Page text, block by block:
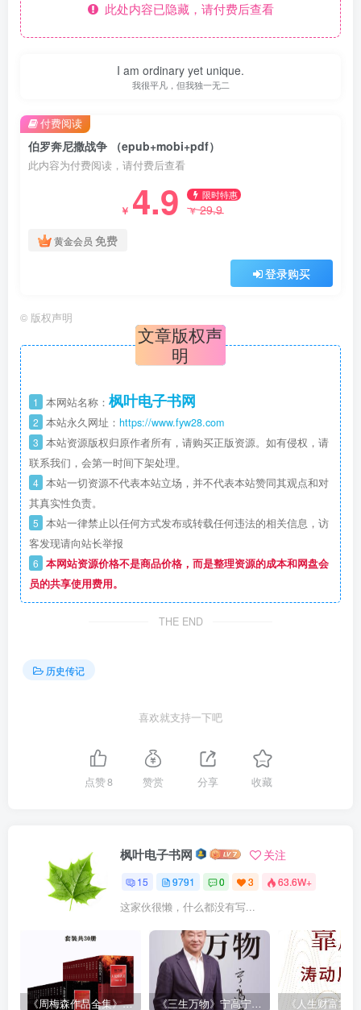
此处内容已隐藏，请付费后查看
I am ordinary yet unique.
我很平凡，但我独一无二
伯罗奔尼撒战争 （epub+mobi+pdf）
此内容为付费阅读，请付费后查看
￥ 4.9 限时特惠
￥29.9
黄金会员 免费
登录购买
付费阅读
© 版权声明
文章版权声
明
1 本网站名称： 枫叶电子书网
2 本站永久网址： https://www.fyw28.com
3 本站资源版权归原作者所有，请购买正版资源。如有侵权，请
联系我们，会第一时间下架处理。
4 本站一切资源不代表本站立场，并不代表本站赞同其观点和对
其真实性负责。
5 本站一律禁止以任何方式发布或转载任何违法的相关信息，访
客发现请向站长举报
6 本网站资源价格不是商品价格，而是整理资源的成本和网盘会
员的共享使用费用。
THE END
历史传记
喜欢就支持一下吧
点赞8 赞赏 分享 收藏
枫叶电子书网 关注
15 9791 0 3 63.6W+
这家伙很懒，什么都没有写...
《周梅森作品全集》[共30册] 《三生万物》宁高宁（epub+mobi+azw3+pdf）